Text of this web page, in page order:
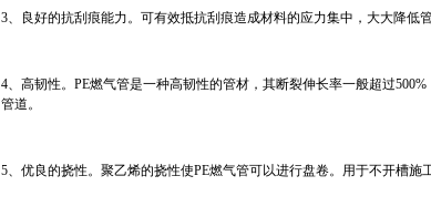
3、良好的抗刮痕能力。可有效抵抗刮痕造成材料的应力集中，大大降低管
4、高韧性。PE燃气管是一种高韧性的管材，其断裂伸长率一般超过
管道。
5、优良的挠性。聚乙烯的挠性使PE燃气管可以进行盘卷。用于不开槽施